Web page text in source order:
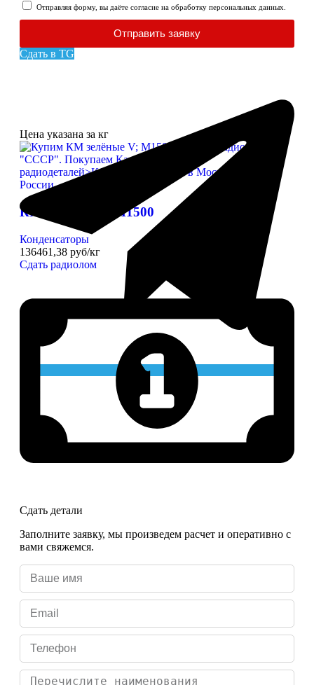
Отправляя форму, вы даёте согласие на обработку персональных данных.
Отправить заявку
Сдать в TG
Цена указана за кг
КМ зелёные V; М1500
Конденсаторы
136461,38 руб/кг
Сдать радиолом
Сдать детали
Заполните заявку, мы произведем расчет и оперативно с
вами свяжемся.